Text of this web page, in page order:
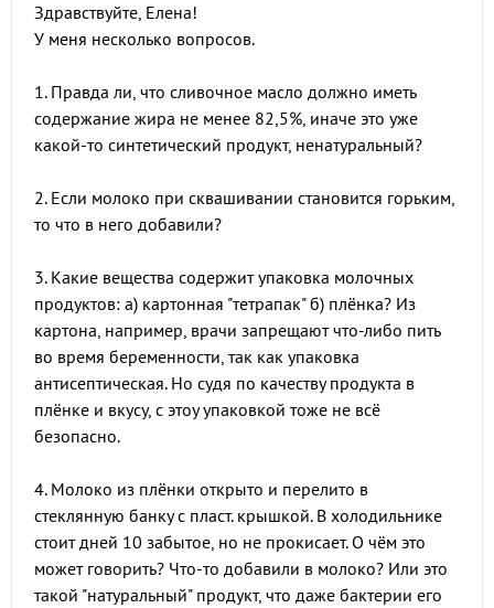
Здравствуйте, Елена!
У меня несколько вопросов.
1. Правда ли, что сливочное масло должно иметь
содержание жира не менее 82,5%, иначе это уже
какой-то синтетический продукт, ненатуральный?
2. Если молоко при сквашивании становится горьким,
то что в него добавили?
3. Какие вещества содержит упаковка молочных
продуктов: а) картонная "тетрапак" б) плёнка? Из
картона, например, врачи запрещают что-либо пить
во время беременности, так как упаковка
антисептическая. Но судя по качеству продукта в
плёнке и вкусу, с этоу упаковкой тоже не всё
безопасно.
4. Молоко из плёнки открыто и перелито в
стеклянную банку с пласт. крышкой. В холодильнике
стоит дней 10 забытое, но не прокисает. О чём это
может говорить? Что-то добавили в молоко? Или это
такой "натуральный" продукт, что даже бактерии его